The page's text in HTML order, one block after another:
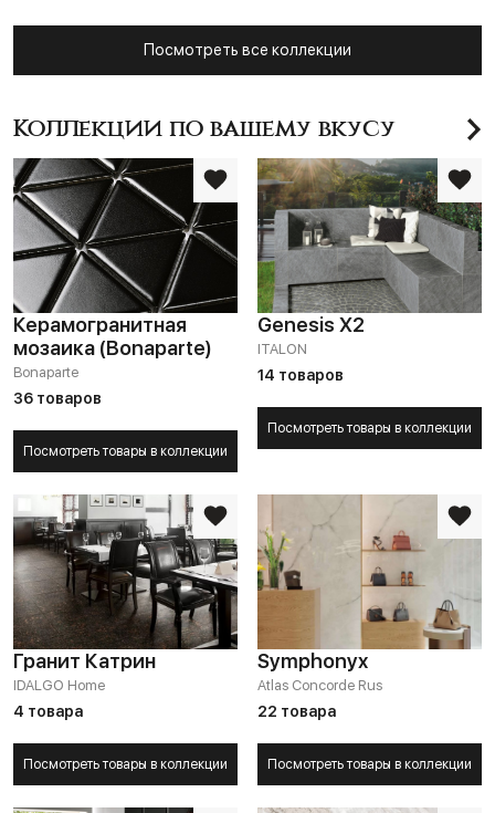
Посмотреть все коллекции
Коллекции по вашему вкусу
Керамогранитная
мозаика (Bonaparte)
Bonaparte
36 товаров
Посмотреть товары в коллекции
Genesis X2
ITALON
14 товаров
Посмотреть товары в коллекции
Гранит Катрин
IDALGO Home
4 товара
Посмотреть товары в коллекции
Symphonyx
Atlas Concorde Rus
22 товара
Посмотреть товары в коллекции